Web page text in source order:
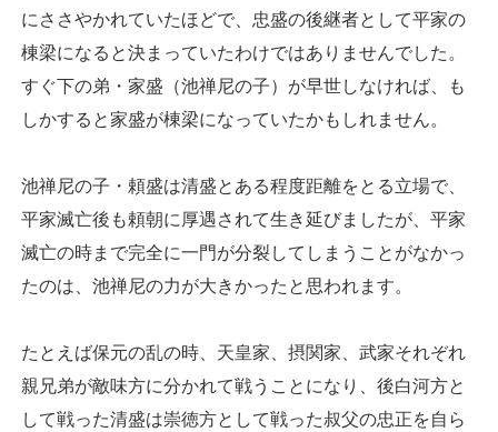
にささやかれていたほどで、忠盛の後継者として平家の
棟梁になると決まっていたわけではありませんでした。
すぐ下の弟・家盛（池禅尼の子）が早世しなければ、も
しかすると家盛が棟梁になっていたかもしれません。
池禅尼の子・頼盛は清盛とある程度距離をとる立場で、
平家滅亡後も頼朝に厚遇されて生き延びましたが、平家
滅亡の時まで完全に一門が分裂してしまうことがなかっ
たのは、池禅尼の力が大きかったと思われます。
たとえば保元の乱の時、天皇家、摂関家、武家それぞれ
親兄弟が敵味方に分かれて戦うことになり、後白河方と
して戦った清盛は崇徳方として戦った叔父の忠正を自ら